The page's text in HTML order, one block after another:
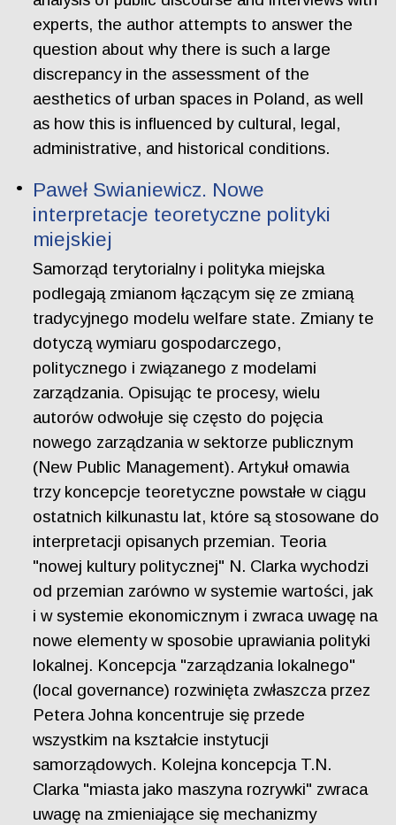
experts, the author attempts to answer the
question about why there is such a large
discrepancy in the assessment of the
aesthetics of urban spaces in Poland, as well
as how this is influenced by cultural, legal,
administrative, and historical conditions.
Paweł Swianiewicz. Nowe
interpretacje teoretyczne polityki
miejskiej
Samorząd terytorialny i polityka miejska
podlegają zmianom łączącym się ze zmianą
tradycyjnego modelu welfare state. Zmiany te
dotyczą wymiaru gospodarczego,
politycznego i związanego z modelami
zarządzania. Opisując te procesy, wielu
autorów odwołuje się często do pojęcia
nowego zarządzania w sektorze publicznym
(New Public Management). Artykuł omawia
trzy koncepcje teoretyczne powstałe w ciągu
ostatnich kilkunastu lat, które są stosowane do
interpretacji opisanych przemian. Teoria
"nowej kultury politycznej" N. Clarka wychodzi
od przemian zarówno w systemie wartości, jak
i w systemie ekonomicznym i zwraca uwagę na
nowe elementy w sposobie uprawiania polityki
lokalnej. Koncepcja "zarządzania lokalnego"
(local governance) rozwinięta zwłaszcza przez
Petera Johna koncentruje się przede
wszystkim na kształcie instytucji
samorządowych. Kolejna koncepcja T.N.
Clarka "miasta jako maszyna rozrywki" zwraca
uwagę na zmieniające się mechanizmy